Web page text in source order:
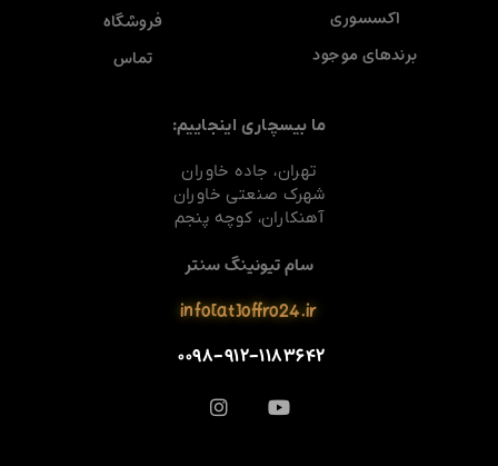
اکسسوری
برندهای موجود
فروشگاه
تماس
ما بیسچاری اینجاییم:
تهران، جاده خاوران
شهرک صنعتی خاوران
آهنکاران، کوچه پنجم
سام تیونینگ سنتر
info[at]offro24.ir
۰۰۹۸-۹۱۲-۱۱۸۳۶۴۲